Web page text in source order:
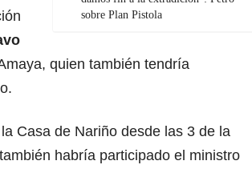
sobre Plan Pistola
quien también tendría
Casa de Nariño desde las 3 de la
habría participado el ministro